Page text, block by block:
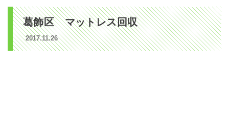
葛飾区 マットレス回収
2017.11.26